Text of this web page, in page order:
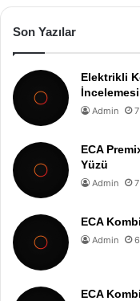
Son Yazılar
Elektrikli
İncelemesi
Admin
ECA
Yüzü
Admin
ECA
Admin
ECA